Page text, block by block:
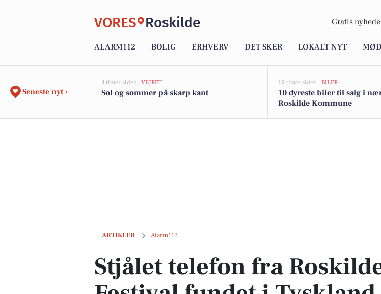
VORES Roskilde Gratis
ALARM112 BOLIG ERHVERV DET SKER LOKALT NYT
Seneste nyt ›
4 timer siden | VEJRET
Sol og sommer på skarp kant
19 timer siden | BILER
10 dyreste biler til salg i
Roskilde Kommune
ARTIKLER Alarm112
Stjålet telefon fra Roskilde Festival fundet i Tyskland
Stjålet telefon fra